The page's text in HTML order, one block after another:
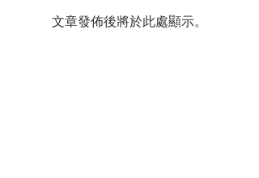
文章發佈後將於此處顯示。